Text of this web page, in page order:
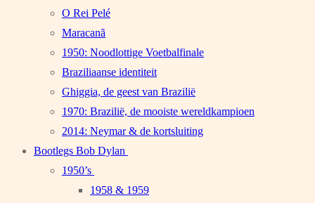
O Rei Pelé
Maracanã
1950: Noodlottige Voetbalfinale
Braziliaanse identiteit
Ghiggia, de geest van Brazilië
1970: Brazilië, de mooiste wereldkampioen
2014: Neymar & de kortsluiting
Bootlegs Bob Dylan
1950’s
1958 & 1959